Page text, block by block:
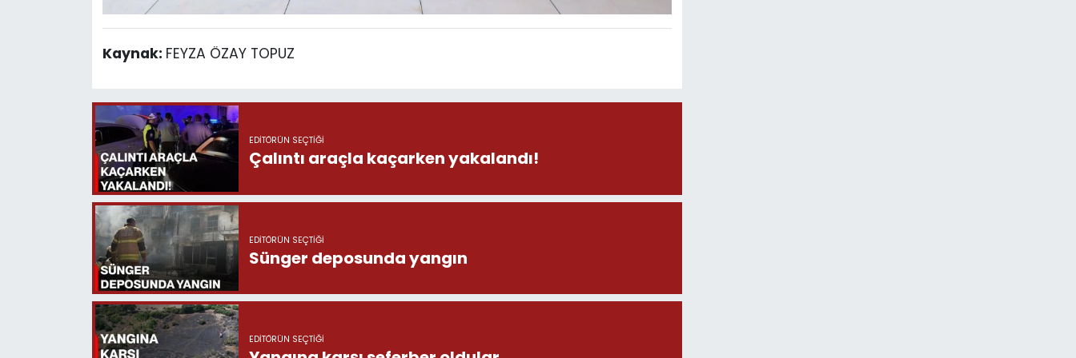
Kaynak: FEYZA ÖZAY TOPUZ
EDITÖRÜN SEÇTIĞI
Çalıntı araçla kaçarken yakalandı!
EDITÖRÜN SEÇTIĞI
Sünger deposunda yangın
EDITÖRÜN SEÇTIĞI